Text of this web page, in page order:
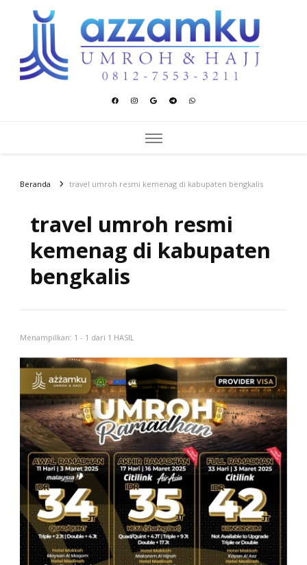
Azzamku Umroh dan Hajj
Beranda travel umroh resmi kemenag di kabupaten bengkalis
travel umroh resmi
kemenag di kabupaten
bengkalis
Menampilkan: 1 - 1 dari 1 HASIL